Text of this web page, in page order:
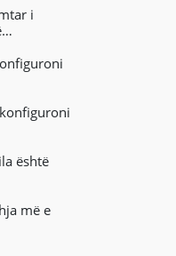
i
është
më e